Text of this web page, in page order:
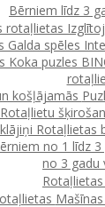
Bērniem līdz 3
rotaļlietas
Galda spēles
Koka puzles
košļājamās
Rotaļlietu
Rotaļlietas
no 1 līdz 3
no 3 gadu